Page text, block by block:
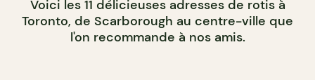
Voici les 11 délicieuses adresses de rotis à
Toronto, de Scarborough au centre-ville que
l'on recommande à nos amis.